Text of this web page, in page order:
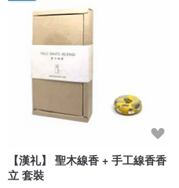
【漢礼】 聖木線香 + 手工線香香
立 套裝